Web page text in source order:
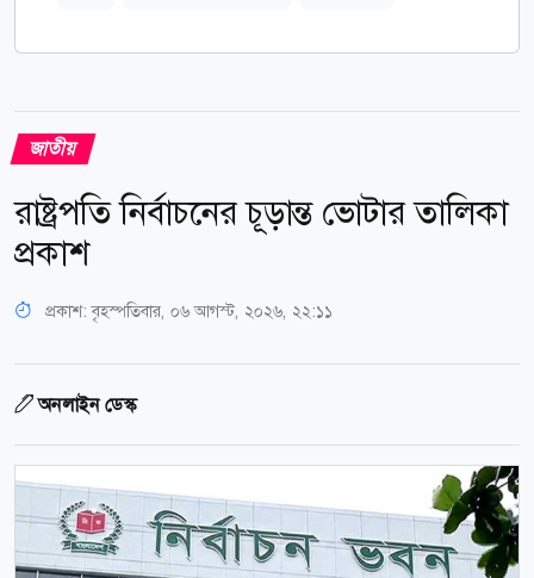
জাতীয়
রাষ্ট্রপতি নির্বাচনের চূড়ান্ত ভোটার তালিকা
প্রকাশ
প্রকাশ:বৃহস্পতিবার, ০৬ আগস্ট, ২০২৬, ২২:১১
অনলাইন ডেস্ক